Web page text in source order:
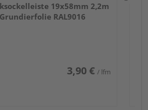
19x58mm 2,2m
RAL9016
3,90 € / lfm